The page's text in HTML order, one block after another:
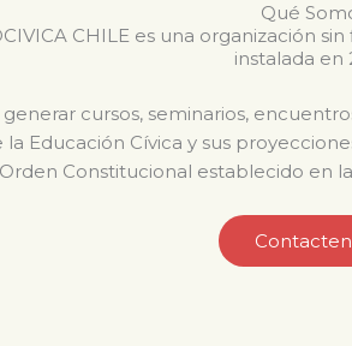
Qué
CHILE es una organización
instalada en
cursos, seminarios,
Educación Cívica y sus
Constitucional establecido en